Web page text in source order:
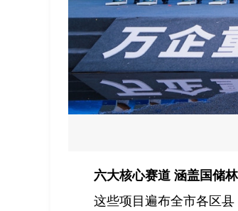
六大核心赛道 涵盖国储
这些项目遍布全市各区